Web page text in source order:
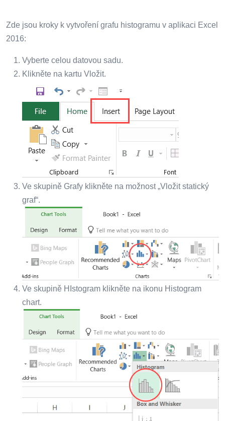
Zde jsou kroky k vytvoření grafu histogramu v aplikaci Excel
2016:
Vyberte celou datovou sadu.
Klikněte na kartu Vložit.
Ve skupině Grafy klikněte na možnost „Vložit statický
graf“.
Ve skupině HIstogram klikněte na ikonu Histogram
chart.